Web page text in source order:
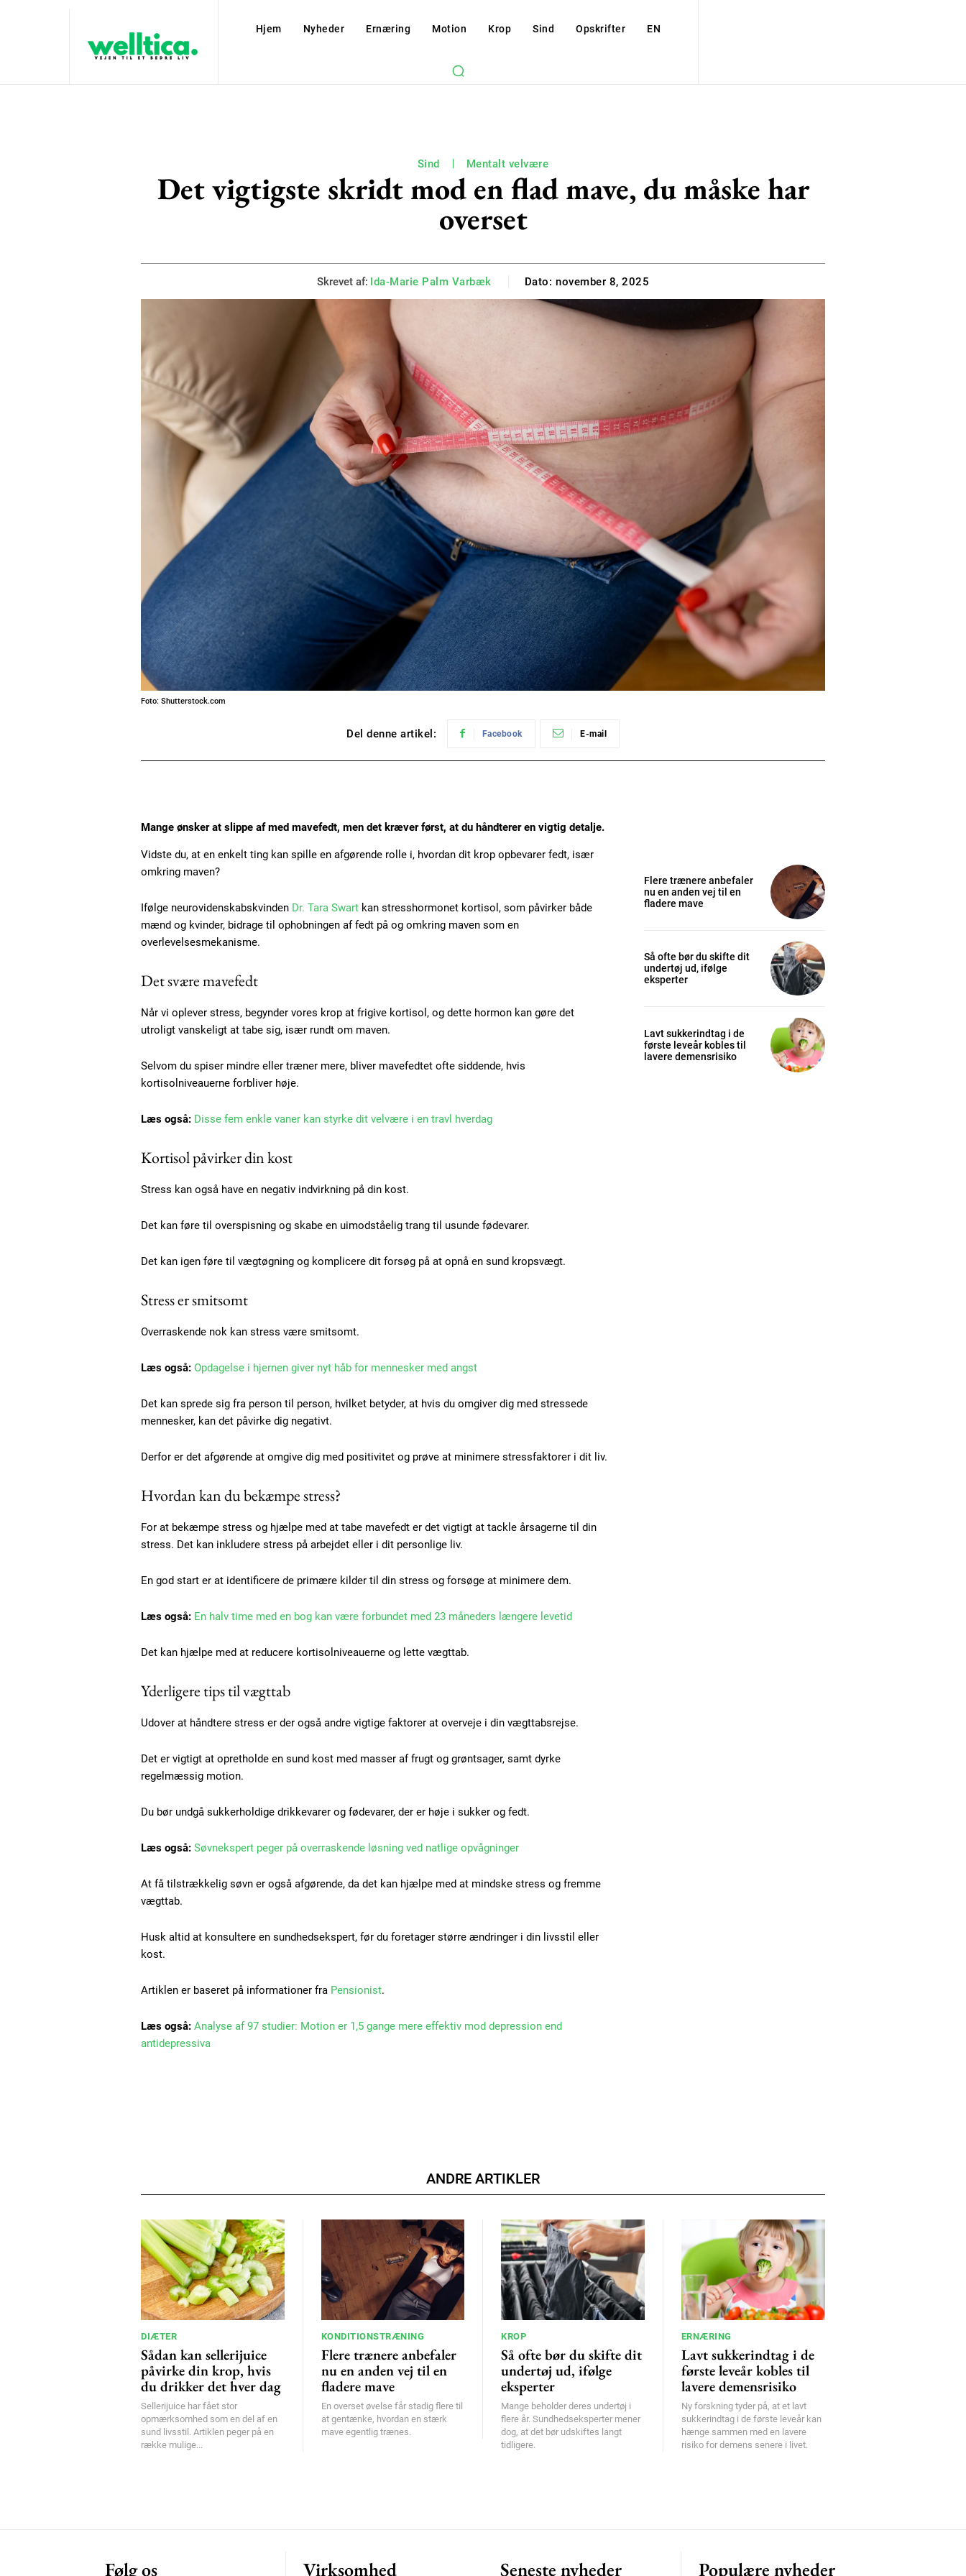
Gratis / forever
Praesent euismod ac
Nullam eu erat condimentum
Donec quis est ac felis
100DKK
Nullam eu erat condimentum
Orci varius natoque dolor
Hjem Nyheder Ernæring Motion Krop Sind Opskrifter EN
Sind Mentalt velvære
Det vigtigste skridt mod en flad mave, du måske har
overset
Skrevet af: Ida-Marie Palm Varbæk Dato: november 8, 2025
Foto: Shutterstock.com
Del denne artikel: Facebook E-mail
Mange ønsker at slippe af med mavefedt, men det kræver først, at du håndterer en vigtig detalje.
Vidste du, at en enkelt ting kan spille en afgørende rolle i, hvordan dit krop opbevarer fedt, især
omkring maven?
Ifølge neurovidenskabskvinden Dr. Tara Swart kan stresshormonet kortisol, som påvirker både
mænd og kvinder, bidrage til ophobningen af fedt på og omkring maven som en
overlevelsesmekanisme.
Det svære mavefedt
Når vi oplever stress, begynder vores krop at frigive kortisol, og dette hormon kan gøre det
utroligt vanskeligt at tabe sig, især rundt om maven.
Selvom du spiser mindre eller træner mere, bliver mavefedtet ofte siddende, hvis
kortisolniveauerne forbliver høje.
Læs også: Disse fem enkle vaner kan styrke dit velvære i en travl hverdag
Kortisol påvirker din kost
Stress kan også have en negativ indvirkning på din kost.
Det kan føre til overspisning og skabe en uimodståelig trang til usunde fødevarer.
Det kan igen føre til vægtøgning og komplicere dit forsøg på at opnå en sund kropsvægt.
Stress er smitsomt
Overraskende nok kan stress være smitsomt.
Læs også: Opdagelse i hjernen giver nyt håb for mennesker med angst
Det kan sprede sig fra person til person, hvilket betyder, at hvis du omgiver dig med stressede
mennesker, kan det påvirke dig negativt.
Derfor er det afgørende at omgive dig med positivitet og prøve at minimere stressfaktorer i dit liv.
Hvordan kan du bekæmpe stress?
For at bekæmpe stress og hjælpe med at tabe mavefedt er det vigtigt at tackle årsagerne til din
stress. Det kan inkludere stress på arbejdet eller i dit personlige liv.
En god start er at identificere de primære kilder til din stress og forsøge at minimere dem.
Læs også: En halv time med en bog kan være forbundet med 23 måneders længere levetid
Det kan hjælpe med at reducere kortisolniveauerne og lette vægttab.
Yderligere tips til vægttab
Udover at håndtere stress er der også andre vigtige faktorer at overveje i din vægttabsrejse.
Det er vigtigt at opretholde en sund kost med masser af frugt og grøntsager, samt dyrke
regelmæssig motion.
Du bør undgå sukkerholdige drikkevarer og fødevarer, der er høje i sukker og fedt.
Læs også: Søvnekspert peger på overraskende løsning ved natlige opvågninger
At få tilstrækkelig søvn er også afgørende, da det kan hjælpe med at mindske stress og fremme
vægttab.
Husk altid at konsultere en sundhedsekspert, før du foretager større ændringer i din livsstil eller
kost.
Artiklen er baseret på informationer fra Pensionist.
Læs også: Analyse af 97 studier: Motion er 1,5 gange mere effektiv mod depression end
antidepressiva
Flere trænere anbefaler
nu en anden vej til en
fladere mave
Så ofte bør du skifte dit
undertøj ud, ifølge
eksperter
Lavt sukkerindtag i de
første leveår kobles til
lavere demensrisiko
ANDRE ARTIKLER
DIÆTER
Sådan kan sellerijuice
påvirke din krop, hvis
du drikker det hver dag
Sellerijuice har fået stor
opmærksomhed som en del af en
sund livsstil. Artiklen peger på en
række mulige...
KONDITIONSTRÆNING
Flere trænere anbefaler
nu en anden vej til en
fladere mave
En overset øvelse får stadig flere til
at gentænke, hvordan en stærk
mave egentlig trænes.
KROP
Så ofte bør du skifte dit
undertøj ud, ifølge
eksperter
Mange beholder deres undertøj i
flere år. Sundhedseksperter mener
dog, at det bør udskiftes langt
tidligere.
ERNÆRING
Lavt sukkerindtag i de
første leveår kobles til
lavere demensrisiko
Ny forskning tyder på, at et lavt
sukkerindtag i de første leveår kan
hænge sammen med en lavere
risiko for demens senere i livet.
Følg os Virksomhed Seneste nyheder Populære nyheder